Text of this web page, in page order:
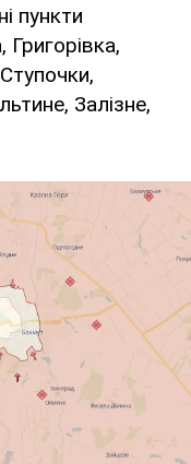
пункти
Григорівка,
Залізне,